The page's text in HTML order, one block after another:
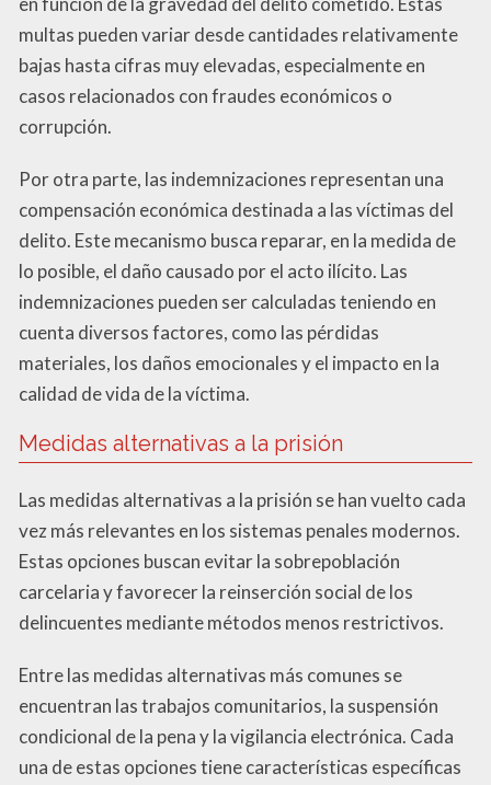
multas pueden variar desde cantidades relativamente
bajas hasta cifras muy elevadas, especialmente en
casos relacionados con fraudes económicos o
corrupción.
Por otra parte, las indemnizaciones representan una
compensación económica destinada a las víctimas del
delito. Este mecanismo busca reparar, en la medida de
lo posible, el daño causado por el acto ilícito. Las
indemnizaciones pueden ser calculadas teniendo en
cuenta diversos factores, como las pérdidas
materiales, los daños emocionales y el impacto en la
calidad de vida de la víctima.
Medidas alternativas a la prisión
Las medidas alternativas a la prisión se han vuelto cada
vez más relevantes en los sistemas penales modernos.
Estas opciones buscan evitar la sobrepoblación
carcelaria y favorecer la reinserción social de los
delincuentes mediante métodos menos restrictivos.
Entre las medidas alternativas más comunes se
encuentran las trabajos comunitarios, la suspensión
condicional de la pena y la vigilancia electrónica. Cada
una de estas opciones tiene características específicas